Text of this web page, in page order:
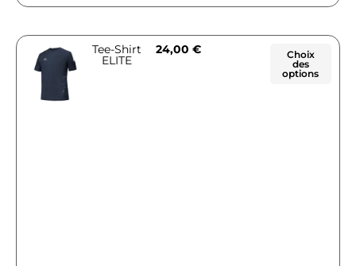
Tee-Shirt
ELITE
24,00 €
Choix
des
options